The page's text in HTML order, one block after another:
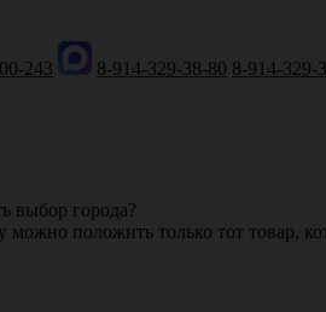
243 8-914-329-38-80 8-914-329-
выбор города?
можно положить только тот товар,